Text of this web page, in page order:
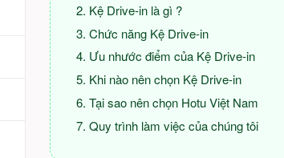
Kệ Drive-in là gì ?
Chức năng Kệ Drive-in
Ưu nhước điểm của Kệ Drive-in
Khi nào nên chọn Kệ Drive-in
Tại sao nên chọn Hotu Việt Nam
Quy trình làm việc của chúng tôi